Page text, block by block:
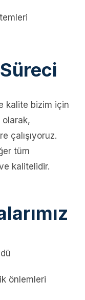
kalite bizim için
çalışıyoruz.
tüm
kalitelidir.
önlemleri